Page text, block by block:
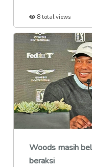
8 total views
Woods masih
beraksi